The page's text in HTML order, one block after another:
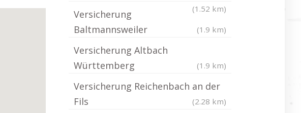
(1.52 km)
Versicherung
Baltmannsweiler
(1.9 km)
Versicherung Altbach
Württemberg
(1.9 km)
Versicherung Reichenbach an der
Fils
(2.28 km)